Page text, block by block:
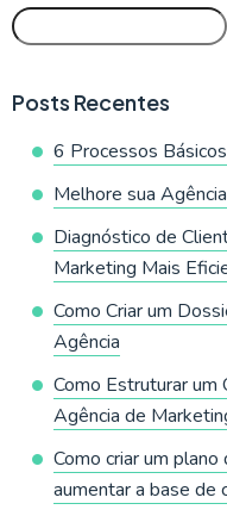
Posts Recentes
6 Processos
Melhore sua
Diagnóstico de
Marketing Mais
Como Criar um
Agência
Como Estruturar um
Agência de
Como criar um plano
aumentar a base de